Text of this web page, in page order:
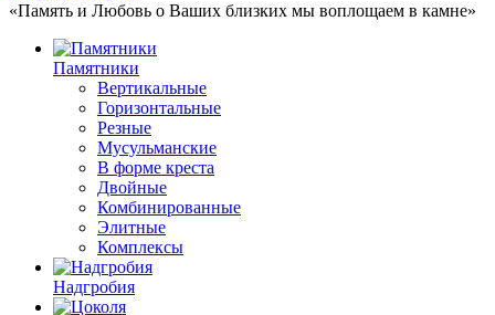
«Память и Любовь о Ваших близких мы воплощаем в камне»
Памятники
Вертикальные
Горизонтальные
Резные
Мусульманские
В форме креста
Двойные
Комбинированные
Элитные
Комплексы
Надгробия